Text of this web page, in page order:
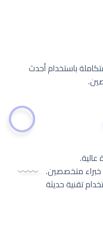
باستخدام أحدث
عالية.
خبراء متخصصين.
تقنية حديثة